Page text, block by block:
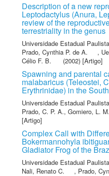
Description of a new
Leptodactylus (Anura,
review of the
terrestriality in the genus
Universidade Estadual
Prado, Cynthia P. de A.
,
Célio F. B.
(2002) [Artigo]
Spawning and parental
malabaricus (Teleostei,
Erythrinidae) in the
Universidade Estadual
Prado, C. P. A., Gomiero, L. M.
[Artigo]
Complex Call with
Bokermannohyla
Gladiator Frog of the
Universidade Estadual
Nali, Renato C.
, Prado,